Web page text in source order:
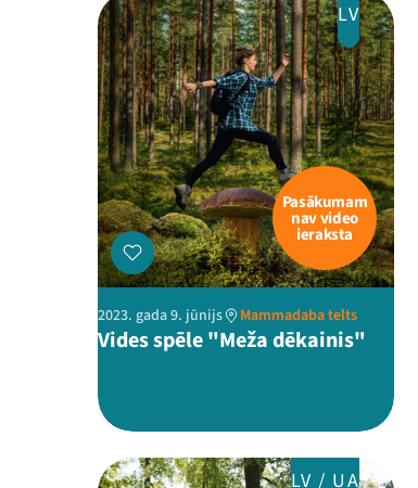
LV
Pasākumam
nav video
ieraksta
2023. gada 9. jūnijs Mammadaba telts
Vides spēle "Meža dēkainis"
LV / UA